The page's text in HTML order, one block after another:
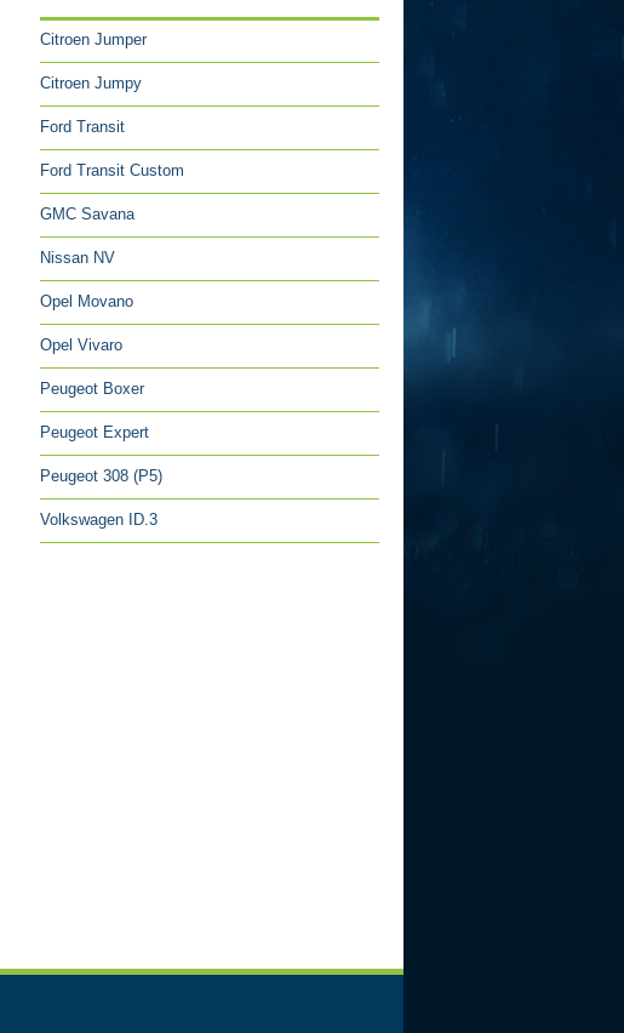
Citroen Jumper
Citroen Jumpy
Ford Transit
Ford Transit Custom
GMC Savana
Nissan NV
Opel Movano
Opel Vivaro
Peugeot Boxer
Peugeot Expert
Peugeot 308 (P5)
Volkswagen ID.3